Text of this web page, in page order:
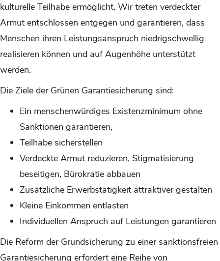
kulturelle Teilhabe ermöglicht. Wir treten verdeckter
Armut entschlossen entgegen und garantieren, dass
Menschen ihren Leistungsanspruch niedrigschwellig
realisieren können und auf Augenhöhe unterstützt
werden.
Die Ziele der Grünen Garantiesicherung sind:
Ein menschenwürdiges Existenzminimum ohne
Sanktionen garantieren,
Teilhabe sicherstellen
Verdeckte Armut reduzieren, Stigmatisierung
beseitigen, Bürokratie abbauen
Zusätzliche Erwerbstätigkeit attraktiver gestalten
Kleine Einkommen entlasten
Individuellen Anspruch auf Leistungen garantieren
Die Reform der Grundsicherung zu einer sanktionsfreien
Garantiesicherung erfordert eine Reihe von